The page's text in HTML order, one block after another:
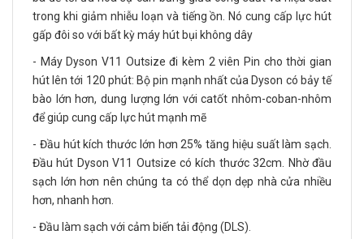
trong khi giảm nhiễu loạn và tiếng ồn. Nó cung cấp lực hút
gấp đôi so với bất kỳ máy hút bụi không dây
- Máy Dyson V11 Outsize đi kèm 2 viên Pin cho thời gian
hút lên tới 120 phút: Bộ pin mạnh nhất của Dyson có bảy tế
bào lớn hơn, dung lượng lớn với catốt nhôm-coban-nhôm
để giúp cung cấp lực hút mạnh mẽ
- Đầu hút kích thước lớn hơn 25% tăng hiệu suất làm sạch.
Đầu hút Dyson V11 Outsize có kích thước 32cm. Nhờ đầu
sạch lớn hơn nên chúng ta có thể dọn dẹp nhà cửa nhiều
hơn, nhanh hơn.
- Đầu làm sạch với cảm biến tải động (DLS).